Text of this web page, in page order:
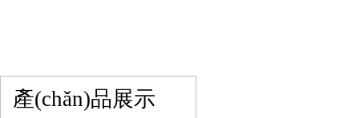
產(chǎn)品展示